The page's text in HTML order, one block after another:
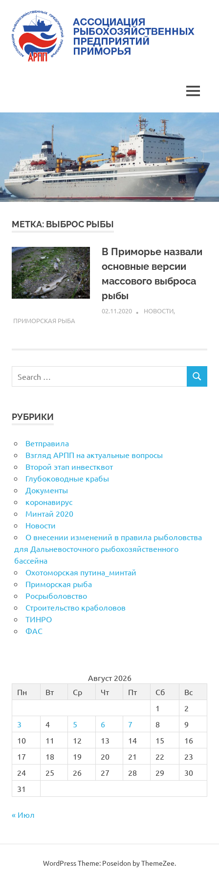
content
предприятий
Приморья
MENU
МЕТКА: ВЫБРОС РЫБЫ
В Приморье назвали
основные версии
массового выброса
рыбы
02.11.2020 ARPP
НОВОСТИ,
ПРИМОРСКАЯ РЫБА
РУБРИКИ
Ветправила
Взгляд АРПП на актуальные вопросы
Второй этап инвестквот
Глубоководные крабы
Документы
коронавирус
Минтай 2020
Новости
О внесении изменений в правила рыболовства
для Дальневосточного рыбохозяйственного
бассейна
Охотоморская путина_минтай
Приморская рыба
Росрыболовство
Строительство краболовов
ТИНРО
ФАС
Август 2026
Пн
Вт Ср Чт Пт Сб
Вс
1
2
3
4 5 6 7 8
9
10
11 12 13 14 15
16
17
18 19 20 21 22
23
24
25 26 27 28 29
30
31
« Июл
WordPress Theme: Poseidon byThemeZee.